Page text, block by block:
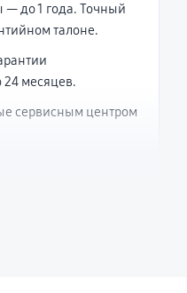
до 1 года. Точный
талоне.
24 месяцев.
сервисным центром
случаем